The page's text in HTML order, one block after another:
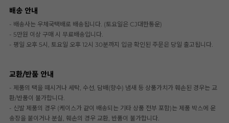
배송 안내
- 배송사는 우체국택배로 배송됩니다. (토요일은 CJ대한통운)
- 5만원 이상 구매 시 무료배송입니다.
- 평일 오후 5시, 토요일 오후 12시 30분까지 입금 확인된 주문은 당일 출고됩니다.
교환/반품 안내
- 제품의 택을 떼시거나 세탁, 수선, 담배(향수) 냄새 등 상품가치가 훼손된 경우는 교
환/반품이 불가합니다.
- 신발 제품의 경우 (케이스가 같이 배송되는 기타 상품 전부 포함)는 제품 박스에 운
송장을 붙이거나 분실, 훼손의 경우 교환, 반품이 불가합니다.